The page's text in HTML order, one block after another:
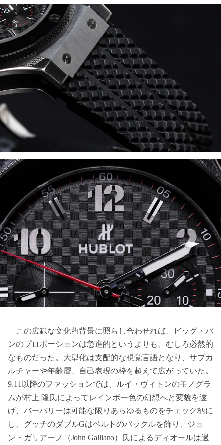
この広範な文化的背景に照らし合わせれば、ビッグ・バ
ンのプロポーションは急進的というよりも、むしろ必然的
なものだった。大型化は支配的な視覚言語となり、サブカ
ルチャーや年齢層、自己表現の枠を超えて広がっていた。
9.11以降のファッションでは、ルイ・ヴィトンのモノグラ
ムが村上 隆氏によってレインボー色の幻想へと変貌を遂
げ、バーバリーは可能な限りあらゆるものをチェック柄に
し、グッチのダブルGはベルトのバックルを飾り、ジョ
ン・ガリアーノ（John Galliano）氏によるディオールは過